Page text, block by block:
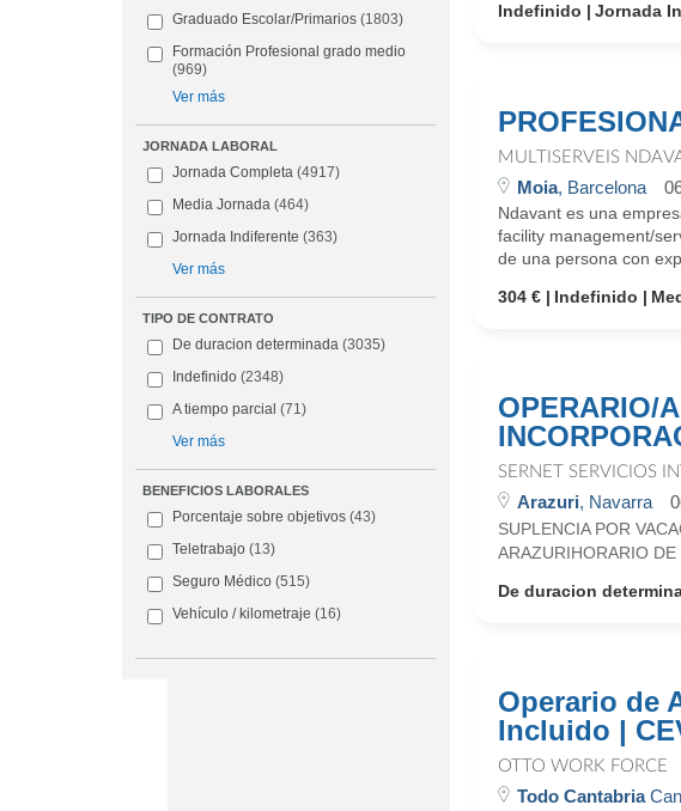
Graduado Escolar/Primarios (1803)
Formación Profesional grado medio
(969)
Ver más
JORNADA LABORAL
Jornada Completa (4917)
Media Jornada (464)
Jornada Indiferente (363)
Ver más
TIPO DE CONTRATO
De duracion determinada (3035)
Indefinido (2348)
A tiempo parcial (71)
Ver más
BENEFICIOS LABORALES
Porcentaje sobre objetivos (43)
Teletrabajo (13)
Seguro Médico (515)
Vehículo / kilometraje (16)
Indefinido
Jornada
MULTISERVEIS
Moia, Barcelona
Ndavant es una
facility management/
de una persona con
304 €
Indefinido
OPERARIO/
SERNET SERVICIOS
Arazuri, Navarra
SUPLENCIA POR
ARAZURIHORARIO DE
De duracion
Operario de
Incluido |
OTTO WORK FORCE
Todo Cantabria